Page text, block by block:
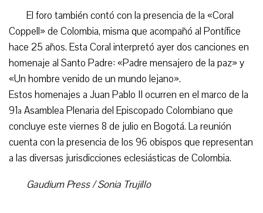
El foro también contó con la presencia de la «Coral
Coppell» de Colombia, misma que acompañó al Pontífice
hace 25 años. Esta Coral interpretó ayer dos canciones en
homenaje al Santo Padre: «Padre mensajero de la paz» y
«Un hombre venido de un mundo lejano».
Estos homenajes a Juan Pablo II ocurren en el marco de la
91ª Asamblea Plenaria del Episcopado Colombiano que
concluye este viernes 8 de julio en Bogotá. La reunión
cuenta con la presencia de los 96 obispos que representan
a las diversas jurisdicciones eclesiásticas de Colombia.
Gaudium Press / Sonia Trujillo